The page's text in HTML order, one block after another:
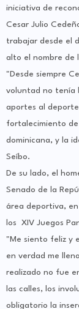
iniciativa de
Cesar Julio
trabajar desde el
alto el nombre de
"Desde siempre
voluntad no tenía
aportes al
fortalecimiento de
dominicana, y la
Seíbo.
De su lado, el
Senado de la
área deportiva, en
los XIV Juegos
"Me siento feliz y
en verdad me
realizado no fue
las calles, los
obligatorio la